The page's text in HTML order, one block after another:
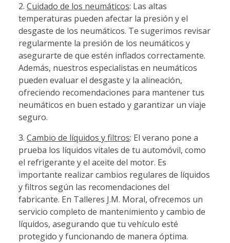
2. Cuidado de los neumáticos: Las altas
temperaturas pueden afectar la presión y el
desgaste de los neumáticos. Te sugerimos revisar
regularmente la presión de los neumáticos y
asegurarte de que estén inflados correctamente.
Además, nuestros especialistas en neumáticos
pueden evaluar el desgaste y la alineación,
ofreciendo recomendaciones para mantener tus
neumáticos en buen estado y garantizar un viaje
seguro.
3. Cambio de líquidos y filtros: El verano pone a
prueba los líquidos vitales de tu automóvil, como
el refrigerante y el aceite del motor. Es
importante realizar cambios regulares de líquidos
y filtros según las recomendaciones del
fabricante. En Talleres J.M. Moral, ofrecemos un
servicio completo de mantenimiento y cambio de
líquidos, asegurando que tu vehículo esté
protegido y funcionando de manera óptima.